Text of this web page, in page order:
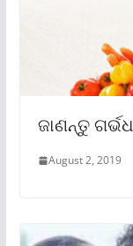
ଜାଣନ୍ତୁ
August 2, 2019